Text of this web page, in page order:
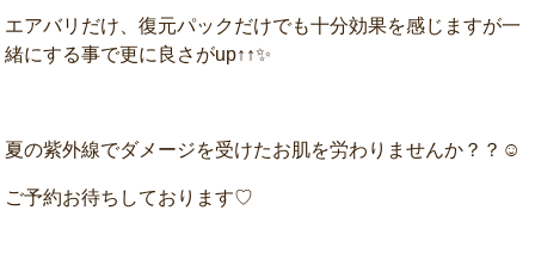
エアバリだけ、復元パックだけでも十分効果を感じますが一
緒にする事で更に良さがup↑↑✨
夏の紫外線でダメージを受けたお肌を労わりませんか？？☺
ご予約お待ちしております♡